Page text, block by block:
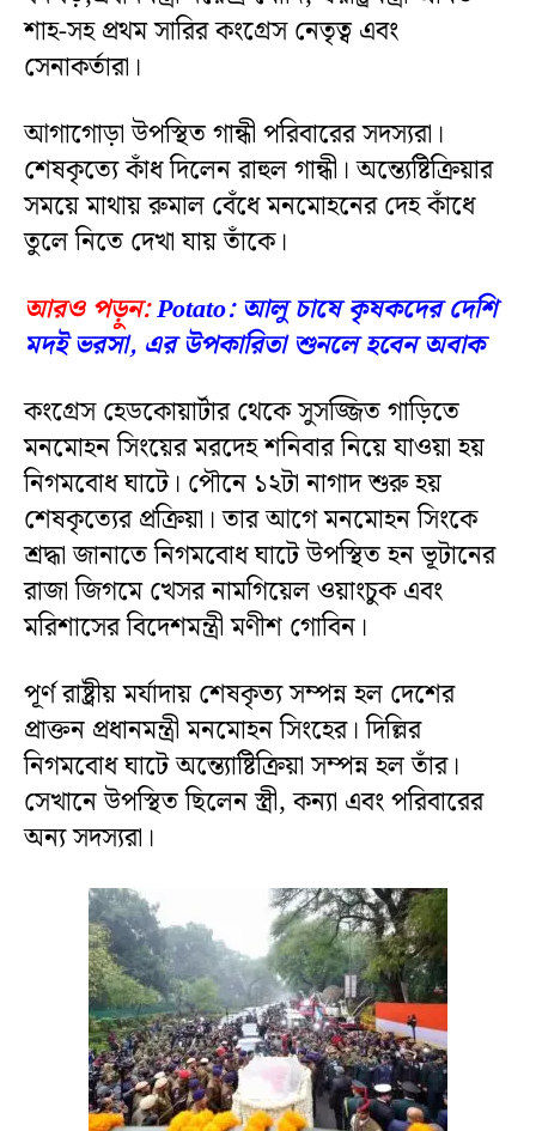
শাহ-সহ প্রথম সারির কংগ্রেস নেতৃত্ব এবং
সেনাকর্তারা।
আগাগোড়া উপস্থিত গান্ধী পরিবারের সদস্যরা।
শেষকৃত্যে কাঁধ দিলেন রাহুল গান্ধী। অন্ত্যেষ্টিক্রিয়ার
সময়ে মাথায় রুমাল বেঁধে মনমোহনের দেহ কাঁধে
তুলে নিতে দেখা যায় তাঁকে।
আরও পড়ুন:Potato: আলু চাষে কৃষকদের দেশি
মদই ভরসা, এর উপকারিতা শুনলে হবেন অবাক
কংগ্রেস হেডকোয়ার্টার থেকে সুসজ্জিত গাড়িতে
মনমোহন সিংয়ের মরদেহ শনিবার নিয়ে যাওয়া হয়
নিগমবোধ ঘাটে। পৌনে ১২টা নাগাদ শুরু হয়
শেষকৃত্যের প্রক্রিয়া। তার আগে মনমোহন সিংকে
শ্রদ্ধা জানাতে নিগমবোধ ঘাটে উপস্থিত হন ভূটানের
রাজা জিগমে খেসর নামগিয়েল ওয়াংচুক এবং
মরিশাসের বিদেশমন্ত্রী মণীশ গোবিন।
পূর্ণ রাষ্ট্রীয় মর্যাদায় শেষকৃত্য সম্পন্ন হল দেশের
প্রাক্তন প্রধানমন্ত্রী মনমোহন সিংহের। দিল্লির
নিগমবোধ ঘাটে অন্ত্যোষ্টিক্রিয়া সম্পন্ন হল তাঁর।
সেখানে উপস্থিত ছিলেন স্ত্রী, কন্যা এবং পরিবারের
অন্য সদস্যরা।